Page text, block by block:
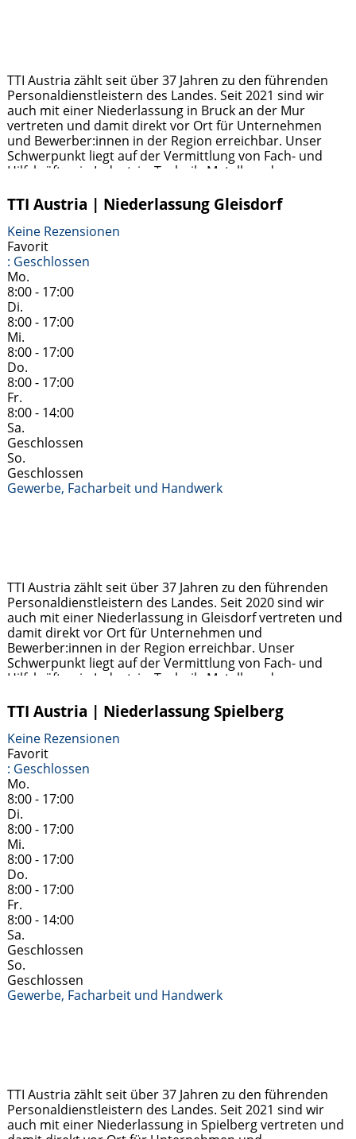
TTI Austria zählt seit über 37 Jahren zu den führenden
Personaldienstleistern des Landes. Seit 2021 sind wir
auch mit einer Niederlassung in Bruck an der Mur
vertreten und damit direkt vor Ort für Unternehmen
und Bewerber:innen in der Region erreichbar. Unser
Schwerpunkt liegt auf der Vermittlung von Fach- und
Hilfskräften in Industrie, Technik, Metall- und
Weiterlesen …
TTI Austria | Niederlassung Gleisdorf
Keine Rezensionen
Favorit
: Geschlossen
Mo.
8:00 - 17:00
Di.
8:00 - 17:00
Mi.
8:00 - 17:00
Do.
8:00 - 17:00
Fr.
8:00 - 14:00
Sa.
Geschlossen
So.
Geschlossen
Gewerbe, Facharbeit und Handwerk
TTI Austria zählt seit über 37 Jahren zu den führenden
Personaldienstleistern des Landes. Seit 2020 sind wir
auch mit einer Niederlassung in Gleisdorf vertreten und
damit direkt vor Ort für Unternehmen und
Bewerber:innen in der Region erreichbar. Unser
Schwerpunkt liegt auf der Vermittlung von Fach- und
Hilfskräften in Industrie, Technik, Metall- und
Jobsuchende profitieren vonWeiterlesen …
TTI Austria | Niederlassung Spielberg
Keine Rezensionen
Favorit
: Geschlossen
Mo.
8:00 - 17:00
Di.
8:00 - 17:00
Mi.
8:00 - 17:00
Do.
8:00 - 17:00
Fr.
8:00 - 14:00
Sa.
Geschlossen
So.
Geschlossen
Gewerbe, Facharbeit und Handwerk
TTI Austria zählt seit über 37 Jahren zu den führenden
Personaldienstleistern des Landes. Seit 2021 sind wir
auch mit einer Niederlassung in Spielberg vertreten und